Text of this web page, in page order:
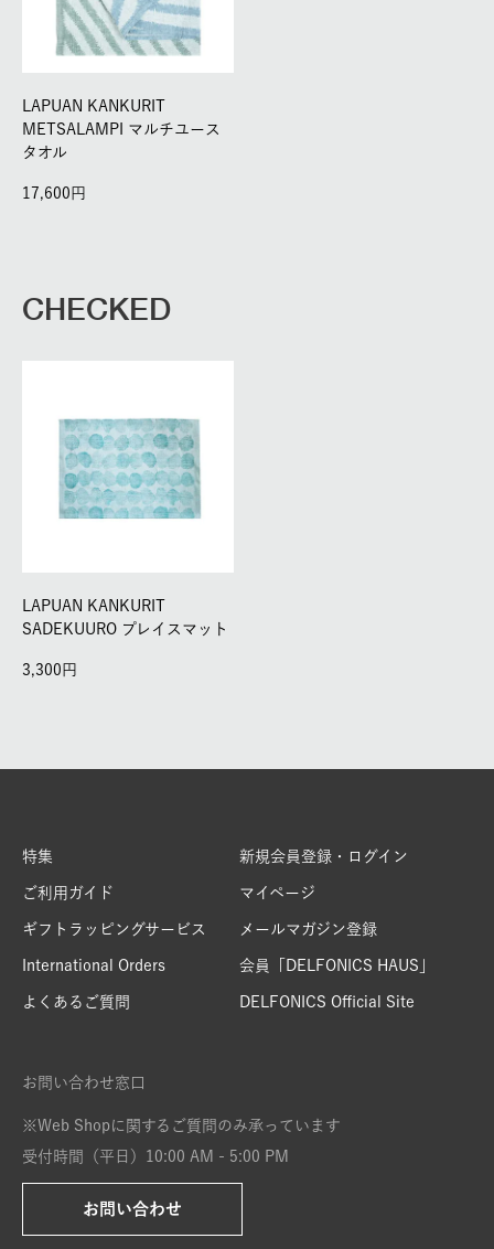
LAPUAN KANKURIT
METSALAMPI マルチユース
タオル
17,600
CHECKED
LAPUAN KANKURIT
SADEKUURO プレイスマット
3,300
特集
ご利用ガイド
ギフトラッピングサービス
International Orders
よくあるご質問
新規会員登録・ログイン
マイページ
メールマガジン登録
会員「DELFONICS HAUS」
DELFONICS Official Site
お問い合わせ窓口
※Web Shopに関するご質問のみ承っています
受付時間（平日）10:00 AM - 5:00 PM
お問い合わせ